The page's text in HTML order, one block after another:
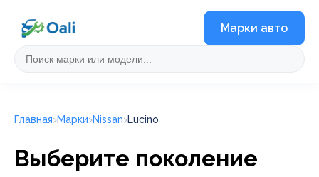
Марки авто
Главная Марки Nissan Lucino
Выберите поколение